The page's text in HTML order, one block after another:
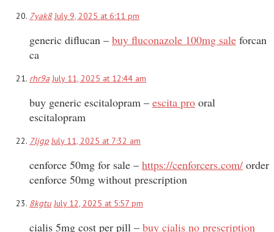
7yak8 July 9, 2025 at 6:11 pm
generic diflucan – buy fluconazole 100mg sale forcan
ca
rhr9a July 11, 2025 at 12:44 am
buy generic escitalopram – escita pro oral
escitalopram
7ljgp July 11, 2025 at 7:32 am
cenforce 50mg for sale – https://cenforcers.com/ order
cenforce 50mg without prescription
8kgtu July 12, 2025 at 5:57 pm
cialis 5mg cost per pill – buy cialis no prescription